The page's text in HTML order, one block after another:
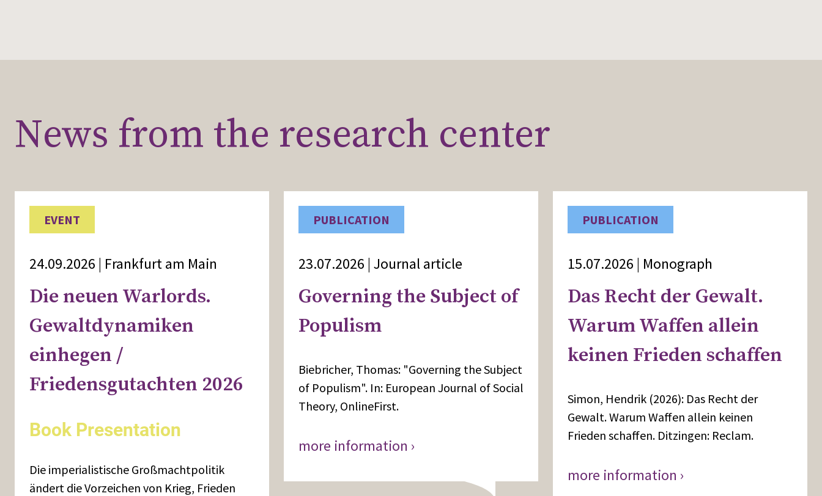
News from the research center
EVENT
24.09.2026 | Frankfurt am Main
Die neuen Warlords.
Gewaltdynamiken
einhegen /
Friedensgutachten 2026
Book Presentation
Die imperialistische Großmachtpolitik
ändert die Vorzeichen von Krieg, Frieden
PUBLICATION
23.07.2026 | Journal article
Governing the Subject of
Populism
Biebricher, Thomas: "Governing the Subject
of Populism". In: European Journal of Social
Theory, OnlineFirst.
more information ›
PUBLICATION
15.07.2026 | Monograph
Das Recht der Gewalt.
Warum Waffen allein
keinen Frieden schaffen
Simon, Hendrik (2026): Das Recht der
Gewalt. Warum Waffen allein keinen
Frieden schaffen. Ditzingen: Reclam.
more information ›